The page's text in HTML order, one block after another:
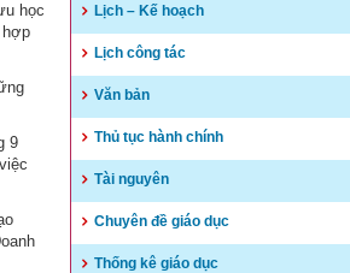
học
hợp
9
Kế hoạch đổi mới giáo dục
học
(24/03/2017)
Lịch – Kế hoạch
Lịch công tác
Văn bản
Thủ tục hành chính
Tài nguyên
Chuyên đề giáo dục
Thống kê giáo dục